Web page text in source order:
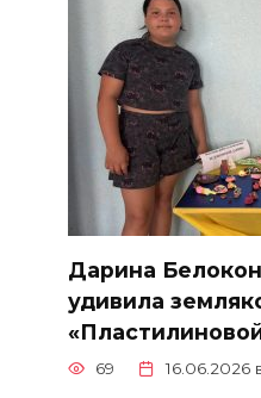
Дарина
удивила
69 16.06.2026